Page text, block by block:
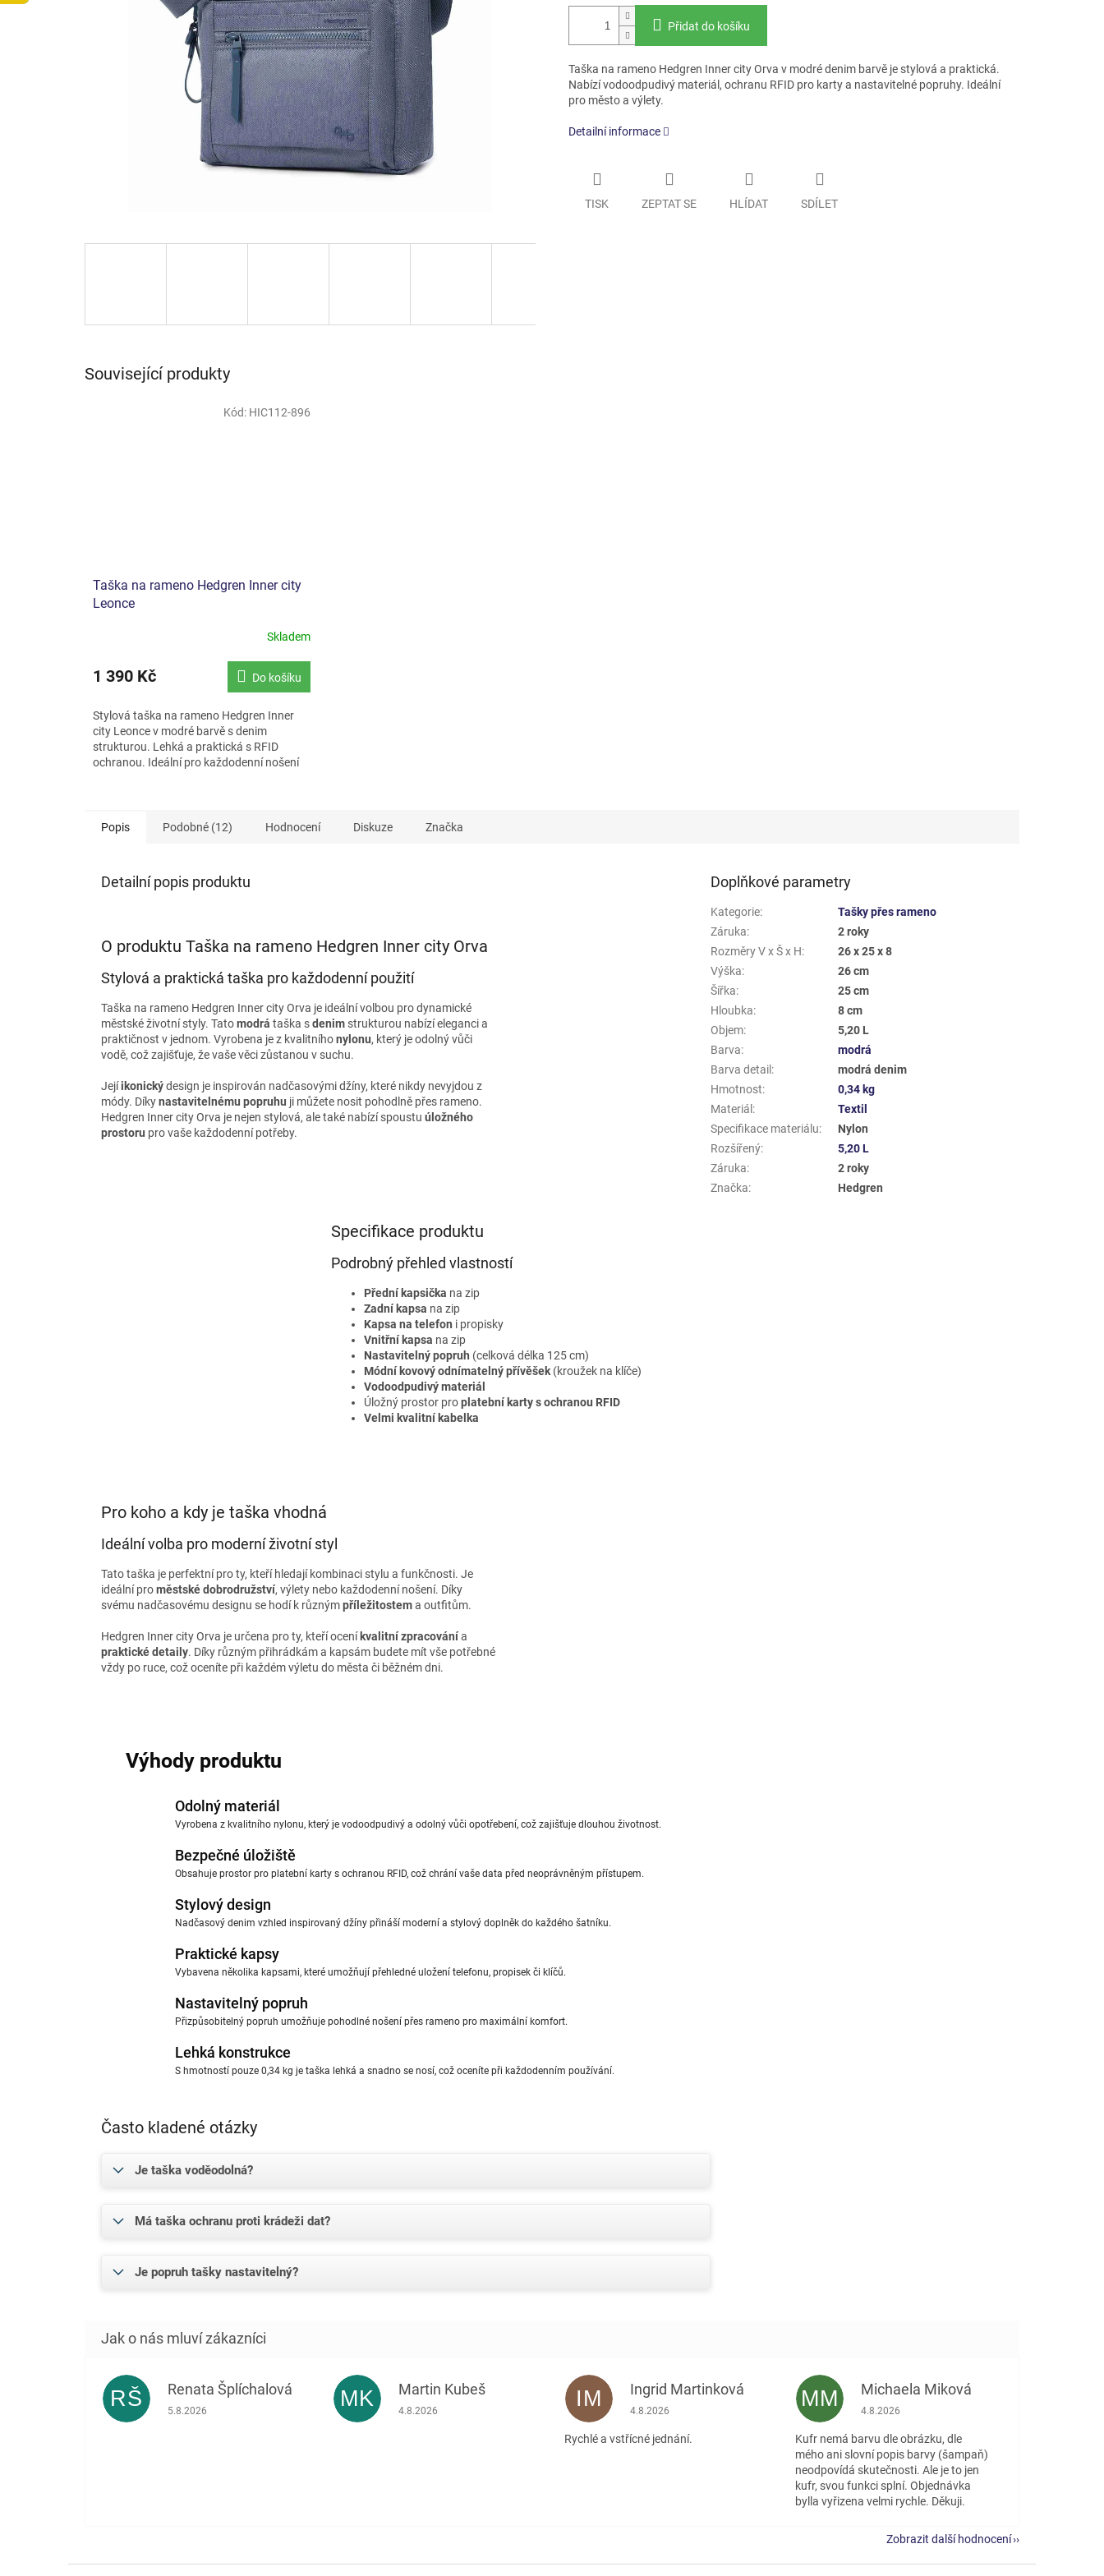
Přidat do košíku
Taška na rameno Hedgren Inner city Orva v modré denim barvě je stylová a praktická.
Nabízí vodoodpudivý materiál, ochranu RFID pro karty a nastavitelné popruhy. Ideální
pro město a výlety.
Detailní informace
TISK ZEPTAT SE HLÍDAT SDÍLET
Související produkty
Taška na rameno Hedgren Inner city
Leonce
Skladem
1 390 Kč Do košíku
Stylová taška na rameno Hedgren Inner
city Leonce v modré barvě s denim
strukturou. Lehká a praktická s RFID
ochranou. Ideální pro každodenní nošení
Kód: HIC112-896
Popis Podobné (12) Hodnocení Diskuze Značka
Detailní popis produktu
O produktu Taška na rameno Hedgren Inner city Orva
Stylová a praktická taška pro každodenní použití
Taška na rameno Hedgren Inner city Orva je ideální volbou pro dynamické
městské životní styly. Tatomodrá taška sdenim strukturou nabízí eleganci a
praktičnost v jednom. Vyrobena je z kvalitníhonylonu, který je odolný vůči
vodě, což zajišťuje, že vaše věci zůstanou v suchu.
Jejíikonickýdesign je inspirován nadčasovými džíny, které nikdy nevyjdou z
módy. Díkynastavitelnému popruhu ji můžete nosit pohodlně přes rameno.
Hedgren Inner city Orva je nejen stylová, ale také nabízí spoustu úložného
prostoru pro vaše každodenní potřeby.
Specifikace produktu
Podrobný přehled vlastností
Přední kapsička na zip
Zadní kapsa na zip
Kapsa na telefon i propisky
Vnitřní kapsa na zip
Nastavitelný popruh (celková délka 125 cm)
Módní kovový odnímatelný přívěšek(kroužek na klíče)
Vodoodpudivý materiál
Úložný prostor proplatební karty s ochranou RFID
Velmi kvalitní kabelka
Pro koho a kdy je taška vhodná
Ideální volba pro moderní životní styl
Tato taška je perfektní pro ty, kteří hledají kombinaci stylu a funkčnosti. Je
ideální proměstské dobrodružství, výlety nebo každodenní nošení. Díky
svému nadčasovému designu se hodí k různýmpříležitostema outfitům.
Hedgren Inner city Orva je určena pro ty, kteří oceníkvalitní zpracovánía
praktické detaily. Díky různým přihrádkám a kapsám budete mít vše potřebné
vždy po ruce, což oceníte při každém výletu do města či běžném dni.
Výhody produktu
Odolný materiál
Vyrobena z kvalitního nylonu, který je vodoodpudivý a odolný vůči opotřebení, což zajišťuje dlouhou životnost.
Bezpečné úložiště
Obsahuje prostor pro platební karty s ochranou RFID, což chrání vaše data před neoprávněným přístupem.
Stylový design
Nadčasový denim vzhled inspirovaný džíny přináší moderní a stylový doplněk do každého šatníku.
Praktické kapsy
Vybavena několika kapsami, které umožňují přehledné uložení telefonu, propisek či klíčů.
Nastavitelný popruh
Přizpůsobitelný popruh umožňuje pohodlné nošení přes rameno pro maximální komfort.
Lehká konstrukce
S hmotností pouze 0,34 kg je taška lehká a snadno se nosí, což oceníte při každodenním používání.
Často kladené otázky
Je taška voděodolná?
Má taška ochranu proti krádeži dat?
Je popruh tašky nastavitelný?
Doplňkové parametry
Kategorie:
Tašky přes rameno
Záruka:
2 roky
Rozměry V x Š x H:
26 x 25 x 8
Výška:
26 cm
Šířka:
25 cm
Hloubka:
8 cm
Objem:
5,20 L
Barva:
modrá
Barva detail:
modrá denim
Hmotnost:
0,34 kg
Materiál:
Textil
Specifikace materiálu:
Nylon
Rozšířený:
5,20 L
Záruka:
2 roky
Značka: Hedgren
RŠ Renata Šplíchalová
Hodnocení obchodu je 5 z 5 hvězdiček.
5.8.2026 MK Martin Kubeš
Hodnocení obchodu je 5 z 5 hvězdiček.
4.8.2026 IM Ingrid Martinková
Hodnocení obchodu je 5 z 5 hvězdiček.
4.8.2026
Rychlé a vstřícné jednání.
MM Michaela Miková
Hodnocení obchodu je 5 z 5 hvězdiček.
4.8.2026
Kufr nemá barvu dle obrázku, dle
mého ani slovní popis barvy (šampaň)
neodpovídá skutečnosti. Ale je to jen
kufr, svou funkci splní. Objednávka
bylla vyřizena velmi rychle. Děkuji.
Zobrazit další hodnocení